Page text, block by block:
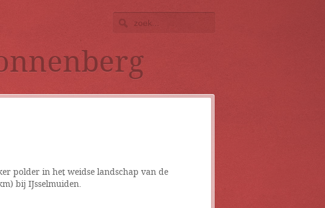
polder in het weidse landschap van de
bij IJsselmuiden.